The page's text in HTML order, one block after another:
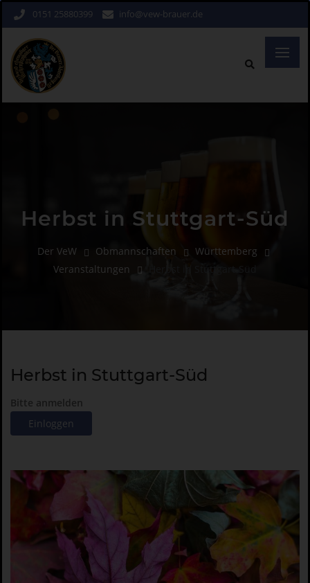
0151 25880399 info@vew-brauer.de
Herbst in Stuttgart-Süd
Der VeW Obmannschaften
Württemberg
Veranstaltungen
Herbst in Stuttgart-Süd
Bitte anmelden
Einloggen